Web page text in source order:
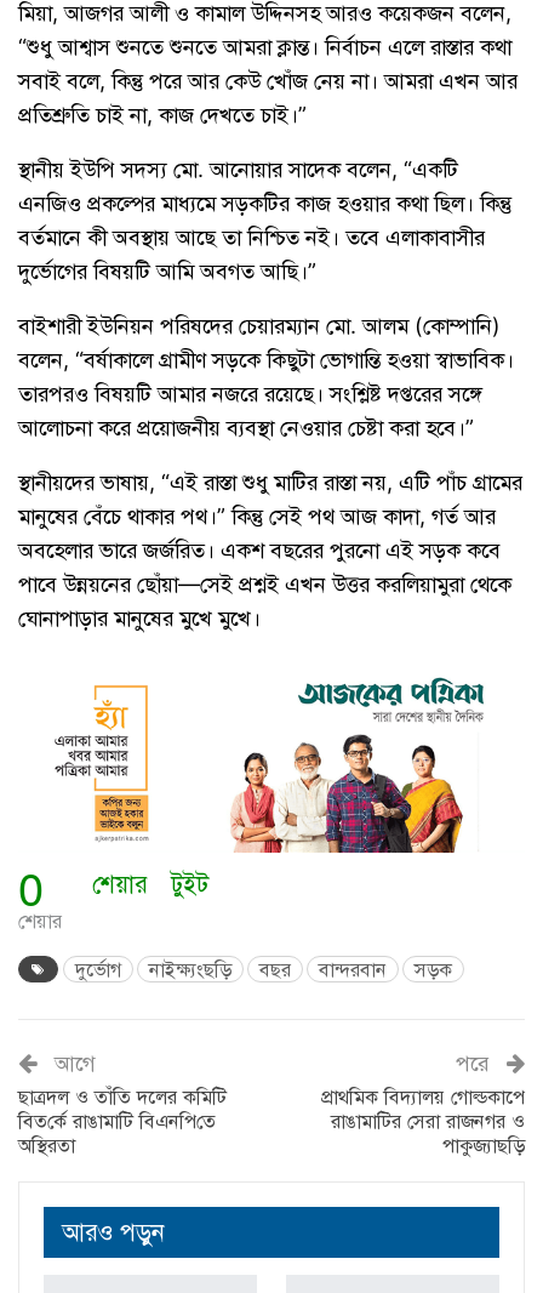
মিয়া, আজগর আলী ও কামাল উদ্দিনসহ আরও কয়েকজন বলেন,
“শুধু আশ্বাস শুনতে শুনতে আমরা ক্লান্ত। নির্বাচন এলে রাস্তার কথা
সবাই বলে, কিন্তু পরে আর কেউ খোঁজ নেয় না। আমরা এখন আর
প্রতিশ্রুতি চাই না, কাজ দেখতে চাই।”
স্থানীয় ইউপি সদস্য মো. আনোয়ার সাদেক বলেন, “একটি
এনজিও প্রকল্পের মাধ্যমে সড়কটির কাজ হওয়ার কথা ছিল। কিন্তু
বর্তমানে কী অবস্থায় আছে তা নিশ্চিত নই। তবে এলাকাবাসীর
দুর্ভোগের বিষয়টি আমি অবগত আছি।”
বাইশারী ইউনিয়ন পরিষদের চেয়ারম্যান মো. আলম (কোম্পানি)
বলেন, “বর্ষাকালে গ্রামীণ সড়কে কিছুটা ভোগান্তি হওয়া স্বাভাবিক।
তারপরও বিষয়টি আমার নজরে রয়েছে। সংশ্লিষ্ট দপ্তরের সঙ্গে
আলোচনা করে প্রয়োজনীয় ব্যবস্থা নেওয়ার চেষ্টা করা হবে।”
স্থানীয়দের ভাষায়, “এই রাস্তা শুধু মাটির রাস্তা নয়, এটি পাঁচ গ্রামের
মানুষের বেঁচে থাকার পথ।” কিন্তু সেই পথ আজ কাদা, গর্ত আর
অবহেলার ভারে জর্জরিত। একশ বছরের পুরনো এই সড়ক কবে
পাবে উন্নয়নের ছোঁয়া—সেই প্রশ্নই এখন উত্তর করলিয়ামুরা থেকে
ঘোনাপাড়ার মানুষের মুখে মুখে।
0
শেয়ার
শেয়ার টুইট
দুর্ভোগ নাইক্ষ্যংছড়ি বছর বান্দরবান সড়ক
আগে
ছাত্রদল ও তাঁতি দলের কমিটি
বিত‌র্কে রাঙামা‌টি বিএন‌পি‌তে
অ‌স্থিরতা
পরে
প্রাথমিক বিদ্যালয় গোল্ডকাপে
রাঙামাটির সেরা রাজনগর ও
পাকুজ্যাছড়ি
আরও পড়ুন